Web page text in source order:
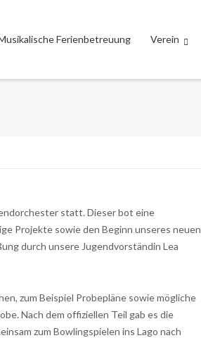
Ferienbetreuung Verein
statt. Dieser bot eine
Projekte sowie den Beginn unseres neuen
durch unsere Jugendvorständin Lea
zum Beispiel Probepläne sowie mögliche
Nach dem offiziellen Teil gab es die
zum Bowlingspielen ins Lago nach